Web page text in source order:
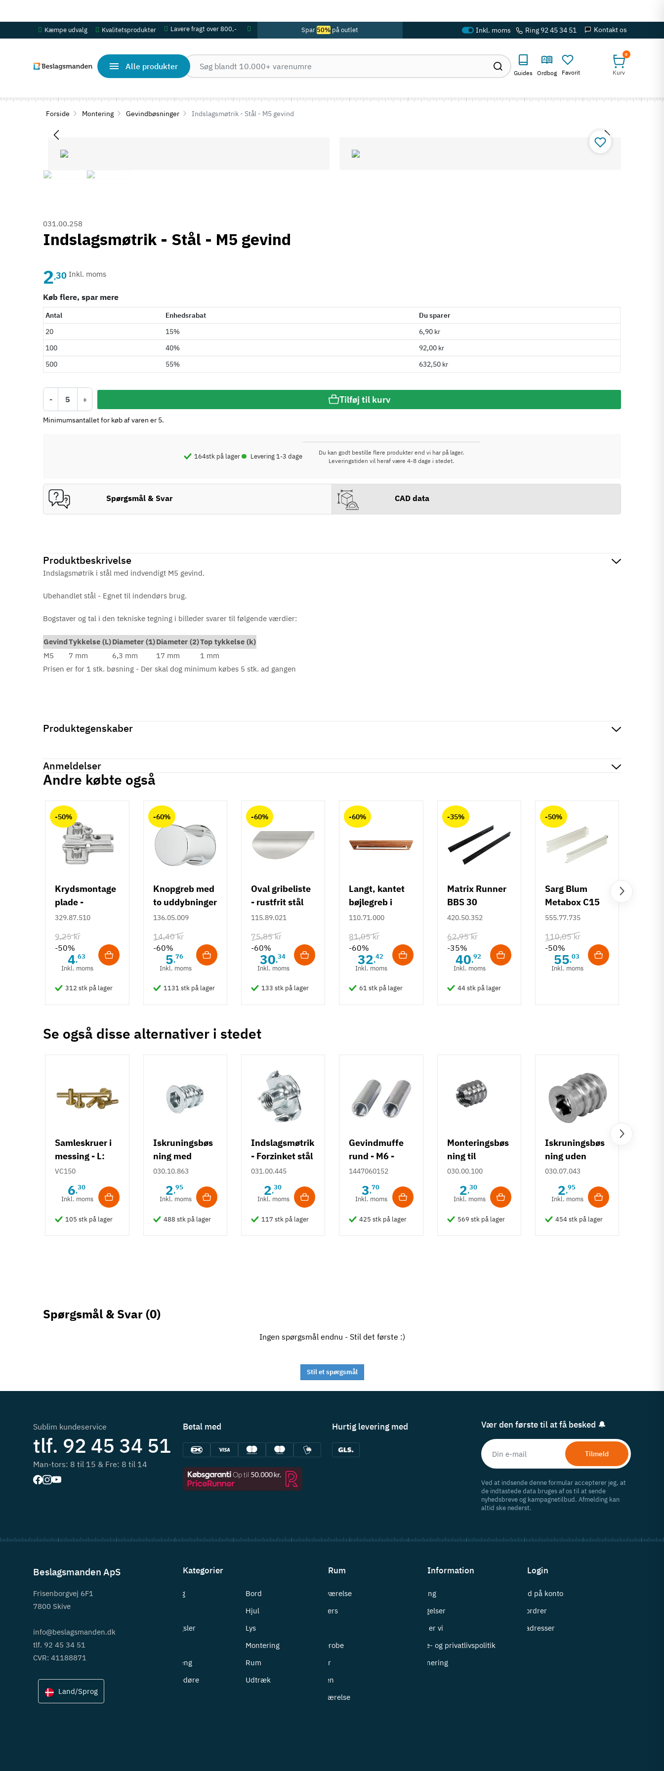
Kæmpe udvalg Kvalitetsprodukter Lavere fragt over 800,- Spar 50% på outlet Ring 92 45 34 51 Kontakt os
Alle produkter
Guides Ordbog Favorit
0
Kurv
Forside Montering Gevindbøsninger Indslagsmøtrik - Stål - M5 gevind
Produktbeskrivelse
Indslagsmøtrik i stål med indvendigt M5 gevind.
Ubehandlet stål - Egnet til indendørs brug.
Bogstaver og tal i den tekniske tegning i billeder svarer til følgende værdier:
GevindTykkelse (L)Diameter (1)Diameter (2)Top tykkelse (k)
M5
7 mm 6,3 mm 17 mm
1 mm
Prisen er for 1 stk. bøsning - Der skal dog minimum købes 5 stk. ad gangen
Produktegenskaber
På lager 164 Varer
Produktinformation
Materiale
Stål
Overflade
Blank
Borehul
Type
Indslag
Gevind
Tilstand Ny
Anmeldelser
031.00.258
Indslagsmøtrik - Stål - M5 gevind
2,30 Inkl. moms
Køb flere, spar mere
Antal Enhedsrabat
Du sparer
20
15%
6,90 kr
100
40%
92,00 kr
500
55% 632,50 kr
- + Tilføj til kurv
Minimumsantallet for køb af varen er 5.
164stk på lager• Levering 1-3 dage
Du kan godt bestille flere produkter end vi har på lager.
Leveringstiden vil heraf være 4-8 dage i stedet.
Spørgsmål & Svar CAD data
Andre købte også
-50%
Krydsmontage
plade -
Duomatic SL -
329.87.510
9,25 kr
-50%
4,63
Inkl. moms
312 stk på lager
-60%
Knopgreb med
to uddybninger
- rustfrit stål
136.05.009
14,40 kr
-60%
5,76
Inkl. moms
1131 stk på lager
-60%
Oval gribeliste
- rustfrit stål
115.89.021
75,85 kr
-60%
30,34
Inkl. moms
133 stk på lager
-60%
Langt, kantet
bøjlegreb i
rustfrit stål m/
- 490 mm
110.71.000
81,05 kr
-60%
32,42
Inkl. moms
61 stk på lager
-35%
Matrix Runner
BBS 30
kugleudtræk -
420.50.352
62,95 kr
-35%
40,92
Inkl. moms
44 stk på lager
-50%
Sarg Blum
Metabox C15
320 M - højde
555.77.735
110,05 kr
-50%
55,03
Inkl. moms
Se også disse alternativer i stedet
Samleskruer i
messing - L:
15-80 mm
VC150
6,30
Inkl. moms
105 stk på lager
Iskruningsbøs
ning med
dækkant
030.10.863
2,95
Inkl. moms
488 stk på lager
Indslagsmøtrik
- Forzinket stål
031.00.445
2,30
Inkl. moms
117 stk på lager
Gevindmuffe
rund - M6 -
[ART 1447] -
El-forzinket
1447060152
3,70
Inkl. moms
425 stk på lager
Monteringsbøs
ning til
iskruning
030.00.100
2,30
Inkl. moms
569 stk på lager
Iskruningsbøs
ning uden
dækkant
030.07.043
2,95
Inkl. moms
454 stk på lager
Spørgsmål & Svar(0)
Ingen spørgsmål endnu - Stil det første :)
Stil et spørgsmål
Sublim kundeservice
tlf. 92 45 34 51
Man-tors: 8 til 15 & Fre: 8 til 14
Betal med Hurtig levering med Vær den første til at få besked 🔔
Tilmeld
Ved at indsende denne formular accepterer jeg, at
de indtastede data bruges af os til at sende
nyhedsbreve og kampagnetilbud. Afmelding kan
altid ske nederst.
Beslagsmanden ApS
Frisenborgvej 6F1
7800 Skive
info@beslagsmanden.dk
tlf. 92 45 34 51
CVR: 41188871
Land/Sprog
Kategorier
Beslag
Bord
Hjul
Hængsler
Lys
Montering
Ophæng
Rum
Skydedøre
Udtræk
Rum
Badeværelse
Bryggers
Garderobe
Kontor
Køkken
Soveværelse
Information
Levering
Betingelser
Hvem er vi
Cookie- og privatlivspolitik
Returnering
Login
Log ind på konto
Mine ordrer
Mine adresser